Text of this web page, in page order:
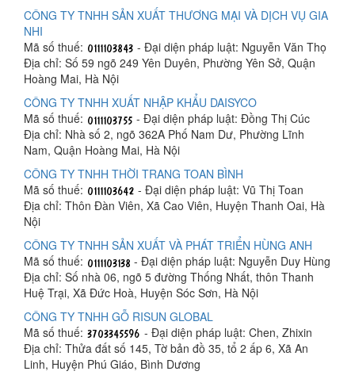
CÔNG TY TNHH SẢN XUẤT THƯƠNG MẠI VÀ DỊCH VỤ GIA
NHI
Mã số thuế:
- Đại diện pháp luật: Nguyễn Văn Thọ
Địa chỉ: Số 59 ngõ 249 Yên Duyên, Phường Yên Sở, Quận
Hoàng Mai, Hà Nội
CÔNG TY TNHH XUẤT NHẬP KHẨU DAISYCO
Mã số thuế:
- Đại diện pháp luật: Đồng Thị Cúc
Địa chỉ: Nhà số 2, ngõ 362A Phố Nam Dư, Phường Lĩnh
Nam, Quận Hoàng Mai, Hà Nội
CÔNG TY TNHH THỜI TRANG TOAN BÌNH
Mã số thuế:
- Đại diện pháp luật: Vũ Thị Toan
Địa chỉ: Thôn Đàn Viên, Xã Cao Viên, Huyện Thanh Oai, Hà
Nội
CÔNG TY TNHH SẢN XUẤT VÀ PHÁT TRIỂN HÙNG ANH
Mã số thuế:
- Đại diện pháp luật: Nguyễn Duy Hùng
Địa chỉ: Số nhà 06, ngõ 5 đường Thống Nhất, thôn Thanh
Huệ Trại, Xã Đức Hoà, Huyện Sóc Sơn, Hà Nội
CÔNG TY TNHH GỖ RISUN GLOBAL
Mã số thuế:
- Đại diện pháp luật: Chen, Zhixin
Địa chỉ: Thửa đất số 145, Tờ bản đồ 35, tổ 2 ấp 6, Xã An
Linh, Huyện Phú Giáo, Bình Dương